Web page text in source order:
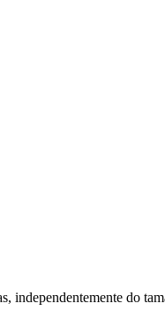
independentemente do